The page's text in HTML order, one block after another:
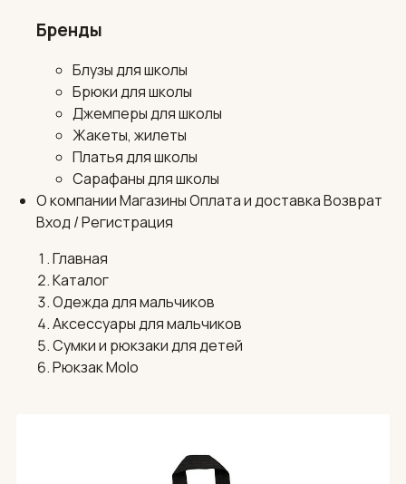
Бренды
Блузы для школы
Брюки для школы
Джемперы для школы
Жакеты, жилеты
Платья для школы
Сарафаны для школы
О компанииМагазиныОплата и доставкаВозврат
Вход / Регистрация
Главная
Каталог
Одежда для мальчиков
Аксессуары для мальчиков
Сумки и рюкзаки для детей
Рюкзак Molo